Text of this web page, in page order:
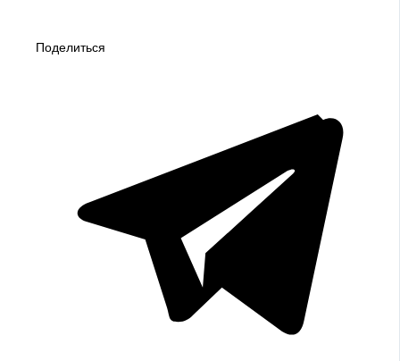
Поделиться